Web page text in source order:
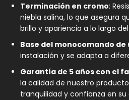
Terminación en cromo:
niebla salina, lo que asegura
brillo y apariencia a lo largo
Base del monocomando de
instalación y se adapta a
Garantía de 5 años con el
la calidad de nuestro
tranquilidad y confianza en su